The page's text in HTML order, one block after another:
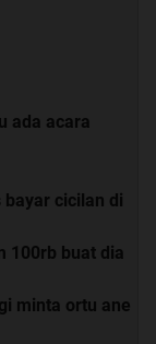
ada acara
cicilan di
100rb buat dia
minta ortu ane